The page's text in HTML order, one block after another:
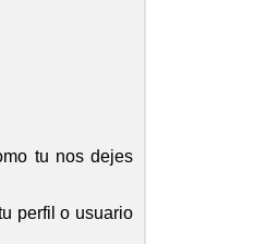
tu nos dejes
perfil o usuario